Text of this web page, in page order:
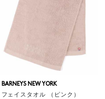
BARNEYS NEW YORK
フェイスタオル （ピンク）